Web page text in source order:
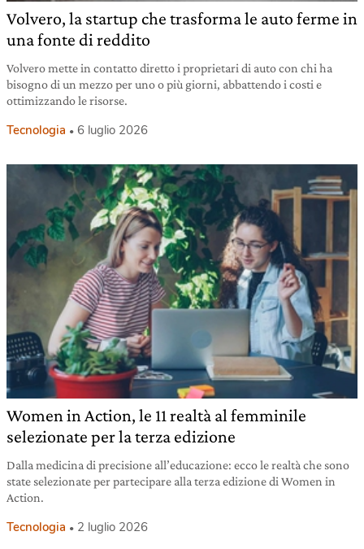
Volvero, la startup che trasforma le auto ferme in
una fonte di reddito
Volvero mette in contatto diretto i proprietari di auto con chi ha
bisogno di un mezzo per uno o più giorni, abbattendo i costi e
ottimizzando le risorse.
Tecnologia 6 luglio 2026
Women in Action, le 11 realtà al femminile
selezionate per la terza edizione
Dalla medicina di precisione all’educazione: ecco le realtà che sono
state selezionate per partecipare alla terza edizione di Women in
Action.
Tecnologia 2 luglio 2026